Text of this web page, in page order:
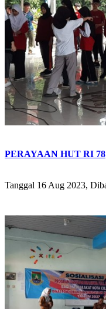
PERAYAAN HUT RI 78
Tanggal 16 Aug 2023,